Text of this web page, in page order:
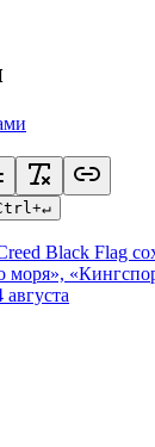
+↵
Black Flag
моря»,
августа